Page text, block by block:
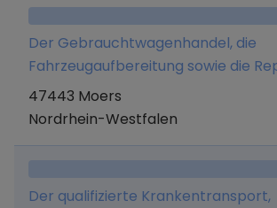
Der Gebrauchtwagenhandel, die
Fahrzeugaufbereitung sowie die
Fahrzeugen
47443 Moers
Nordrhein-Westfalen
Der qualifizierte Krankentransport,